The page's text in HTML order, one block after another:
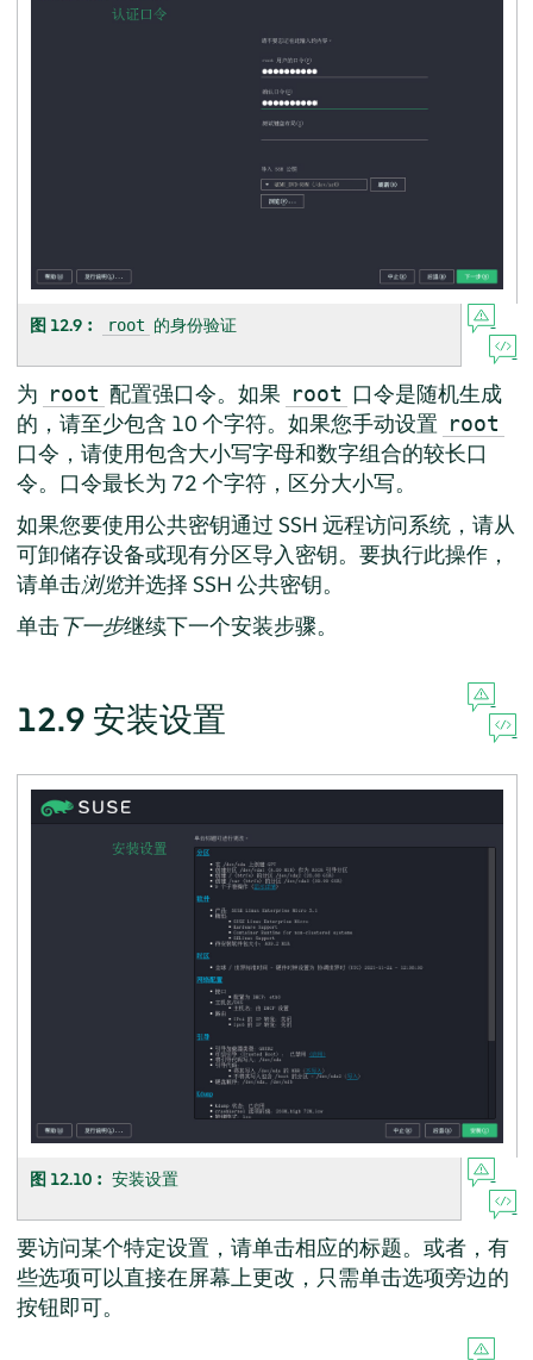
图 12.9︰ root 的身份验证
为 root 配置强口令。如果 root 口令是随机生成
的，请至少包含 10 个字符。如果您手动设置 root
口令，请使用包含大小写字母和数字组合的较长口
令。口令最长为 72 个字符，区分大小写。
如果您要使用公共密钥通过 SSH 远程访问系统，请从
可卸储存设备或现有分区导入密钥。要执行此操作，
请单击浏览并选择 SSH 公共密钥。
单击下一步继续下一个安装步骤。
12.9 安装设置
图 12.10︰ 安装设置
要访问某个特定设置，请单击相应的标题。或者，有
些选项可以直接在屏幕上更改，只需单击选项旁边的
按钮即可。